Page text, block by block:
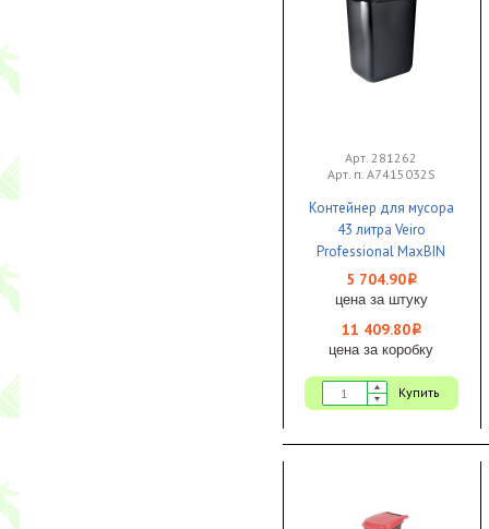
Арт. 281262
Арт. п. A7415032S
Контейнер для мусора
43 литра Veiro
Professional MaxBIN
черный крышка в
комплекте 1/2
5 704.90i
цена за штуку
11 409.80i
цена за коробку
Купить